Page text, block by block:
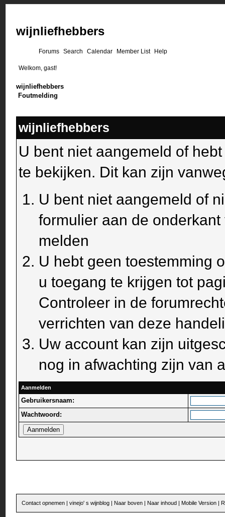
wijnliefhebbers
Forums Search Calendar Member List Help
Welkom, gast!
wijnliefhebbers
Foutmelding
wijnliefhebbers
U bent niet aangemeld of
te bekijken. Dit kan zijn
U bent niet aangemeld of
formulier aan de
melden
U hebt geen toestemming
u toegang te krijgen tot
Controleer in de
verrichten van deze
Uw account kan zijn
nog in afwachting zijn van
Aanmelden
Gebruikersnaam:
Wachtwoord:
Contact opnemen |vinejo' s wijnblog | Naar boven | Naar inhoud | Mobile Version |